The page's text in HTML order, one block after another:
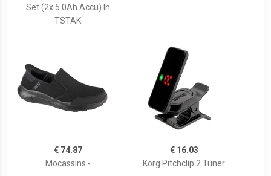
Set (2x 5.0Ah Accu) In
TSTAK
€ 74.87
Mocassins -
€ 16.03
Korg Pitchclip 2 Tuner